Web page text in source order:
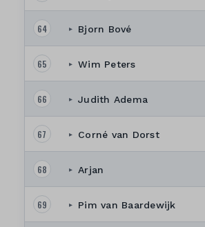
64 ▸ Bjorn Bové
65 ▸ Wim Peters
66 ▸ Judith Adema
67 ▸ Corné van Dorst
68 ▸ Arjan
69 ▸ Pim van Baardewijk